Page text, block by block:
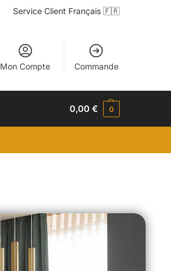
Service Client Français 🇫🇷
Mon Compte Commande
0,00€ 0